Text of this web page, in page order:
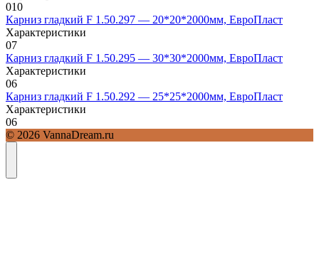
010
Карниз гладкий F 1.50.297 — 20*20*2000мм, ЕвроПласт
Характеристики
07
Карниз гладкий F 1.50.295 — 30*30*2000мм, ЕвроПласт
Характеристики
06
Карниз гладкий F 1.50.292 — 25*25*2000мм, ЕвроПласт
Характеристики
06
© 2026 VannaDream.ru